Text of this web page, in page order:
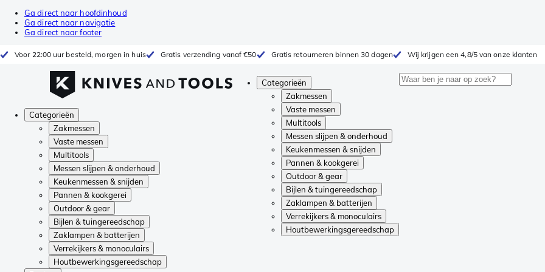
Ga direct naar hoofdinhoud
Ga direct naar navigatie
Ga direct naar footer
Voor 22:00 uur besteld, morgen in huis Gratis verzending vanaf €50 Gratis retourneren binnen 30 dagen Wij krijgen een 4,8/5 van onze klanten
Categorieën
Zakmessen
Vaste messen
Multitools
Messen slijpen & onderhoud
Keukenmessen & snijden
Pannen & kookgerei
Outdoor & gear
Bijlen & tuingereedschap
Zaklampen & batterijen
Verrekijkers & monoculairs
Houtbewerkingsgereedschap
Categorieën
Zakmessen
Vaste messen
Multitools
Messen slijpen & onderhoud
Keukenmessen & snijden
Pannen & kookgerei
Outdoor & gear
Bijlen & tuingereedschap
Zaklampen & batterijen
Verrekijkers & monoculairs
Houtbewerkingsgereedschap